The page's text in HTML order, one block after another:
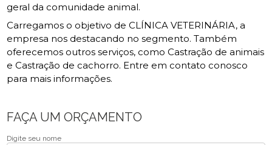
geral da comunidade animal.
Carregamos o objetivo de CLÍNICA VETERINÁRIA, a
empresa nos destacando no segmento. Também
oferecemos outros serviços, como Castração de animais
e Castração de cachorro. Entre em contato conosco
para mais informações.
FAÇA UM ORÇAMENTO
Digite seu nome